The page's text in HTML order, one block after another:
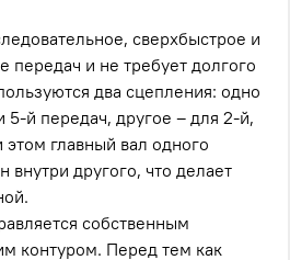
сверхбыстрое и
передач и не требует долгого
два сцепления: одно
5-й передач, другое – для 2-й,
главный вал одного
другого, что делает
собственным
контуром. Перед тем как